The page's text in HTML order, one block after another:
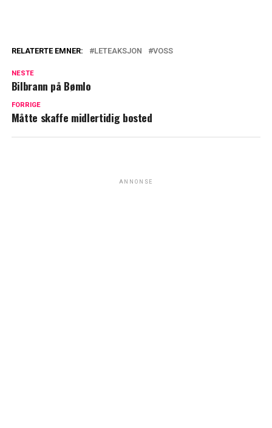
RELATERTE EMNER: LETEAKSJON VOSS
NESTE
Bilbrann på Bømlo
FORRIGE
Måtte skaffe midlertidig bosted
ANNONSE